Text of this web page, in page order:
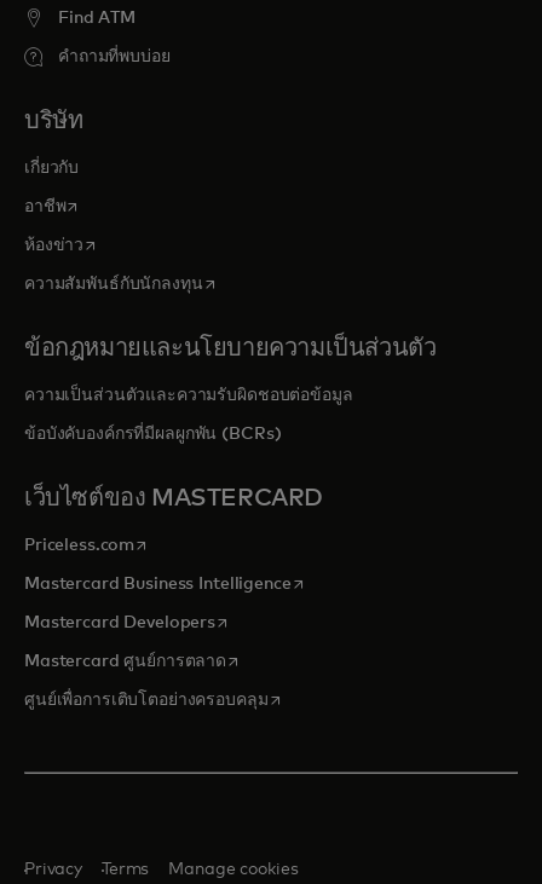
Find ATM
คำถามที่พบบ่อย
บริษัท
เกี่ยวกับ
อาชีพopens in a new tab
ห้องข่าว opens in a new tab
ความสัมพันธ์กับนักลงทุนopens in a new tab
ข้อกฎหมายและนโยบายความเป็นส่วนตัว
ความเป็นส่วนตัวและความรับผิดชอบต่อข้อมูล
ข้อบังคับองค์กรที่มีผลผูกพัน (BCRs)
เว็บไซต์ของ MASTERCARD
Priceless.com opens in a new tab
Mastercard Business Intelligenceopens in a new tab
Mastercard Developersopens in a new tab
Mastercard ศูนย์การตลาด opens in a new tab
ศูนย์เพื่อการเติบโตอย่างครอบคลุมopens in a new tab
Privacy Terms Manage cookies